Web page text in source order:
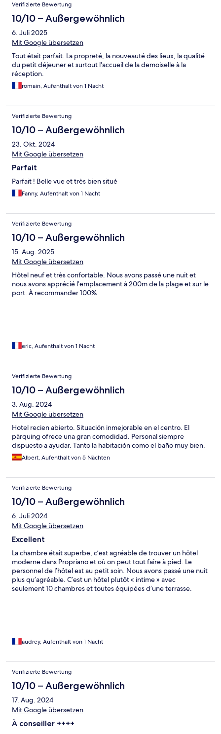
Verifizierte Bewertung
10/10 – Außergewöhnlich
6. Juli 2025
Mit Google übersetzen
Tout était parfait. La propreté, la nouveauté des lieux, la qualité
du petit déjeuner et surtout l'accueil de la demoiselle à la
réception.
romain, Aufenthalt von 1 Nacht
Verifizierte Bewertung
10/10 – Außergewöhnlich
23. Okt. 2024
Mit Google übersetzen
Parfait
Parfait ! Belle vue et très bien situé
Fanny, Aufenthalt von 1 Nacht
Verifizierte Bewertung
10/10 – Außergewöhnlich
15. Aug. 2025
Mit Google übersetzen
Hôtel neuf et très confortable. Nous avons passé une nuit et
nous avons apprécié l’emplacement à 200m de la plage et sur le
port. À recommander 100%
eric, Aufenthalt von 1 Nacht
Verifizierte Bewertung
10/10 – Außergewöhnlich
3. Aug. 2024
Mit Google übersetzen
Hotel recien abierto. Situación inmejorable en el centro. El
pàrquing ofrece una gran comodidad. Personal siempre
dispuesto a ayudar. Tanto la habitación como el baño muy bien.
Albert, Aufenthalt von 5 Nächten
Verifizierte Bewertung
10/10 – Außergewöhnlich
6. Juli 2024
Mit Google übersetzen
Excellent
La chambre était superbe, c’est agréable de trouver un hôtel
moderne dans Propriano et où on peut tout faire à pied. Le
personnel de l’hôtel est au petit soin. Nous avons passé une nuit
plus qu’agréable. C’est un hôtel plutôt « intime » avec
seulement 10 chambres et toutes équipées d’une terrasse.
audrey, Aufenthalt von 1 Nacht
Verifizierte Bewertung
10/10 – Außergewöhnlich
17. Aug. 2024
Mit Google übersetzen
À conseiller ++++